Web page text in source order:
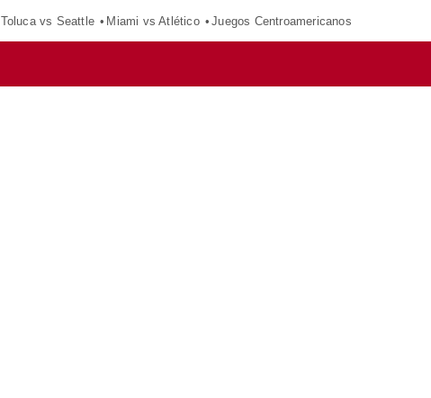
Toluca vs Seattle Miami vs Atlético Juegos Centroamericanos